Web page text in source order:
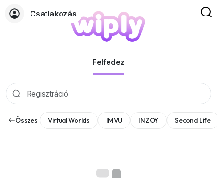
Csatlakozás
Felfedez
Összes Virtual Worlds IMVU INZOY Second Life